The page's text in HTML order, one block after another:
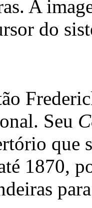
A
do
Seu
que
1870,